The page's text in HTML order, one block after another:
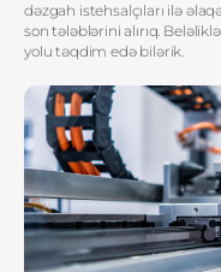
dəzgah istehsalçıları ilə
son tələblərini alırıq.
yolu təqdim edə bilərik.